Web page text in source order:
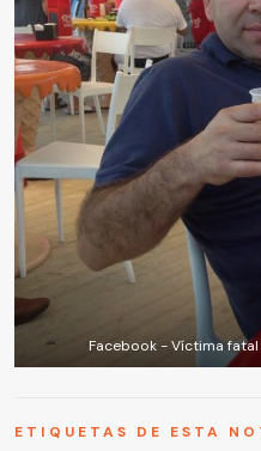
Facebook - Víctima
ETIQUETAS DE ESTA